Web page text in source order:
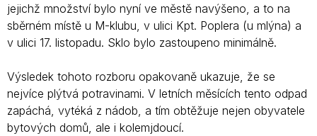
jejichž množství bylo nyní ve městě navýšeno, a to na
sběrném místě u M-klubu, v ulici Kpt. Poplera (u mlýna) a
v ulici 17. listopadu. Sklo bylo zastoupeno minimálně.
Výsledek tohoto rozboru opakovaně ukazuje, že se
nejvíce plýtvá potravinami. V letních měsících tento odpad
zapáchá, vytéká z nádob, a tím obtěžuje nejen obyvatele
bytových domů, ale i kolemjdoucí.